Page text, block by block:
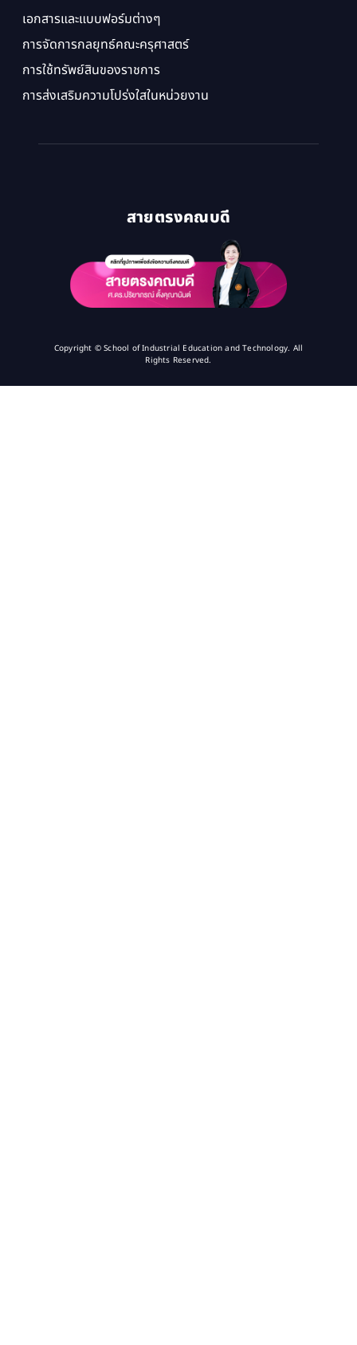
เอกสารและแบบฟอร์มต่างๆ
การจัดการกลยุทธ์คณะครุศาสตร์
การใช้ทรัพย์สินของราชการ
การส่งเสริมความโปร่งใสในหน่วยงาน
สายตรงคณบดี
Copyright © School of Industrial Education and Technology. All
Rights Reserved.